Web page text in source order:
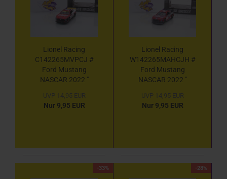
Lionel Racing
C142265MVPCJ #
Ford Mustang
NASCAR 2022 "
Magical Vacation
Planner (MVP) " 1:64
UVP 14,95 EUR
Nur 9,95 EUR
Lionel Racing
W142265MAHCJH #
Ford Mustang
NASCAR 2022 "
Mahindra Tractors
Phoenix Spring Race
UVP 14,95 EUR
Nur 9,95 EUR
-33% -28%